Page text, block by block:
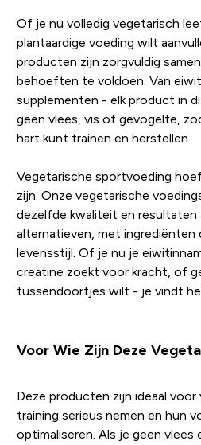
Of je nu volledig vegetarisch
plantaardige voeding wilt
producten zijn zorgvuldig
behoeften te voldoen. Van
supplementen - elk product in
geen vlees, vis of gevogelte,
hart kunt trainen en herstellen.
Vegetarische sportvoeding
zijn. Onze vegetarische
dezelfde kwaliteit en resultaten
alternatieven, met ingrediënten
levensstijl. Of je nu je
creatine zoekt voor kracht, of
tussendoortjes wilt - je vindt
Voor Wie Zijn Deze
Deze producten zijn ideaal voor
training serieus nemen en hun
optimaliseren. Als je geen vlees